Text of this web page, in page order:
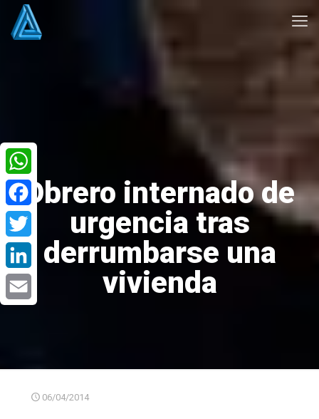
Obrero internado de
urgencia tras
derrumbarse una
vivienda
06/04/2014
WhatsApp
Facebook
Twitter
LinkedIn